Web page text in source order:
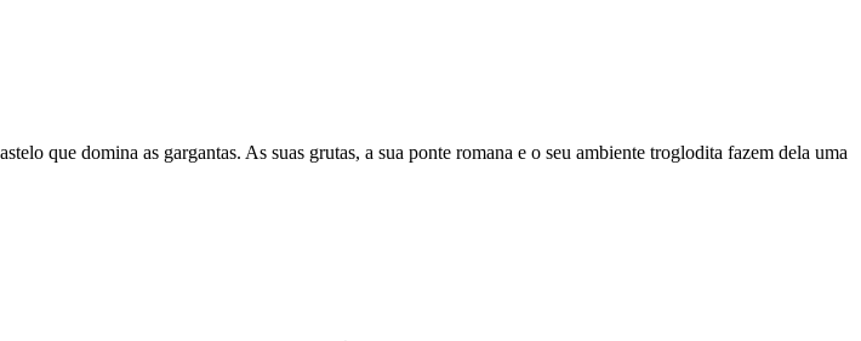
que domina as gargantas. As suas grutas, a sua ponte romana e o seu ambiente troglodita fazem dela uma